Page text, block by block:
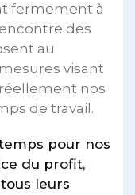
fermement à
des
au
visant
nos
de travail.
pour nos
du profit,
tous leurs